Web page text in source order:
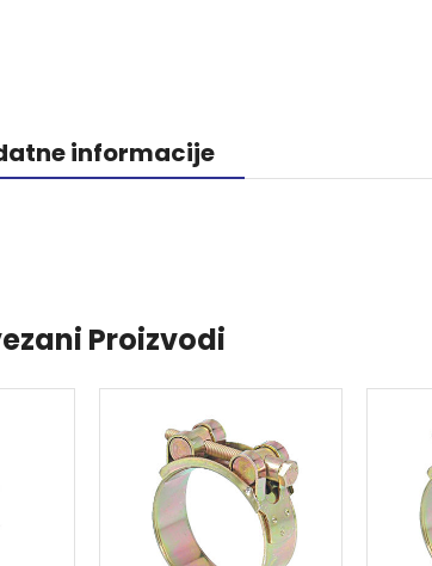
informacije
Proizvodi